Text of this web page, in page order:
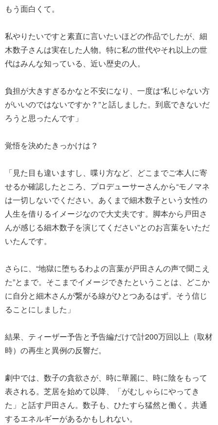
もう面白くて。
私やりたいですと素直に言いたいほどの作品でしたが、細
木数子さんは実在した人物。特に私の世代やそれ以上の世
代はみんな知っている、近い歴史の人。
負担が大きすぎるかなと不安になり、一度は“私じゃない方
がいいのではないですか？”と話しました。到底できないだ
ろうと思ったんです」
覚悟を決めたきっかけは？
「見た目も違いますし、喋り方など、どこまでご本人に寄
せるか確認したところ、プロデューサーさんから“モノマネ
は一切しないでください。あくまで細木数子という女性の
人生を借りるイメージなので大丈夫です。脚本から戸田さ
んが感じる細木数子を演じてください”とのお言葉をいただ
いたんです。
さらに、“地獄に堕ちるわよの言葉が戸田さんの声で聞こえ
た”とまで。そこまでイメージできたということは、どこか
に自分と細木さんが繋がる線がひとつあるはず。そう信じ
ることにしました」
結果、ティーザー予告と予告編だけで計200万回以上（取材
時）の再生と異例の反響だ。
劇中では、数子の貪欲さが、時に華麗に、時に陰をもって
表される。芝居を始めて以降、「がむしゃらにやってき
た」と話す戸田さん。数子も、ひたすら猛然と働く。共通
するエネルギーがあるかもしれない。